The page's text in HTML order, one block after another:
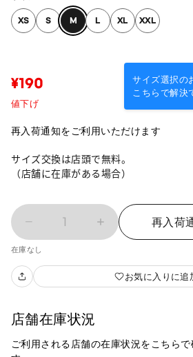
XS S M L XL XXL
サイズ選択の
こちらで解決
¥190
値下げ
再入荷通知をご利用いただけます
サイズ交換は店頭で無料。
（店舗に在庫がある場合）
1 再入荷
在庫なし
お気に入りに追
店舗在庫状況
ご利用される店舗の在庫状況をこちら